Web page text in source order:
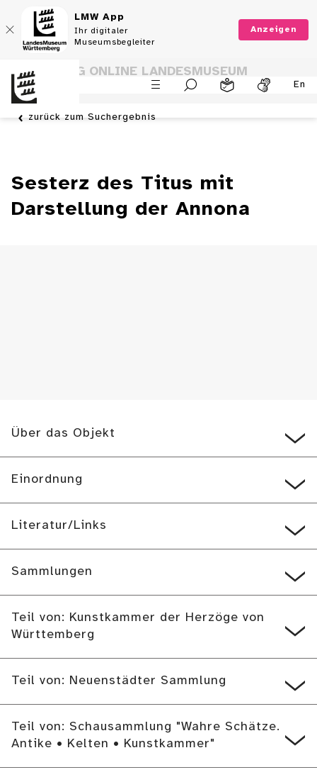
LMW App
Ihr digitaler
Museumsbegleiter
Anzeigen
En
SAMMLUNG ONLINE LANDESMUSEUM
WÜRTTEMBERG
zurück zum Suchergebnis
Sesterz des Titus mit
Darstellung der Annona
Über das Objekt
Einordnung
Literatur/Links
Sammlungen
Teil von: Kunstkammer der Herzöge von
Württemberg
Teil von: Neuenstädter Sammlung
Teil von: Schausammlung "Wahre Schätze.
Antike • Kelten • Kunstkammer"